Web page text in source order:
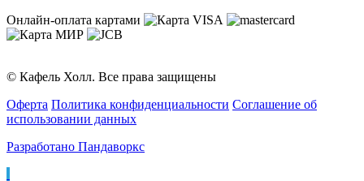
Онлайн-оплата картами
© Кафель Холл. Все права защищены
Оферта Политика конфиденциальности Соглашение об
использовании данных
Разработано Пандаворкс